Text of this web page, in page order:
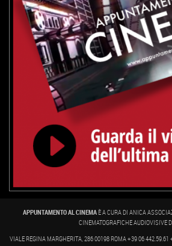
APPUNTAMENTO AL CINEMAÈ A CURA DI ANICA
CINEMATOGRAFICHE AUDIOVISIVE
VIALE REGINA MARGHERITA, 286 00198 ROMA +39 06 442.59.61